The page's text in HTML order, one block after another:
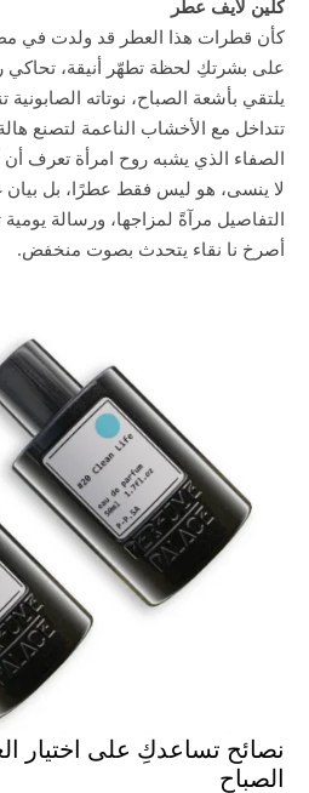
كلين لايف عطر
كأن قطرات هذا العطر قد ولدت في
على بشرتكِ لحظة تطهّر أنيقة، تحاكي
يلتقي بأشعة الصباح، نوتاته
تتداخل مع الأخشاب الناعمة لتصنع
الصفاء الذي يشبه روح امرأة تعرف أن
لا ينسى، هو ليس فقط عطرًا، بل بيان
التفاصيل مرآةً لمزاجها، ورسالة
أصرخ نا نقاء يتحدث بصوت منخفض.
نصائح تساعدكِ على اختيار
الصباح